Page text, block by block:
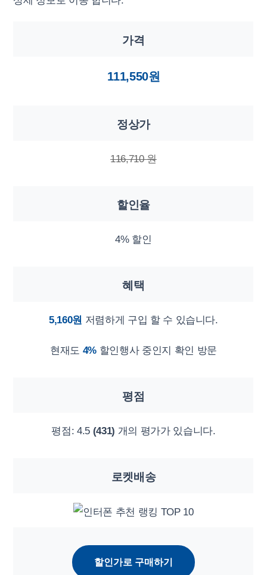
가격
111,550원
정상가
116,710 원
할인율
4% 할인
혜택
5,160원 저렴하게 구입 할 수 있습니다.
현재도 4%할인행사 중인지 확인 방문
평점
평점: 4.5 (431) 개의 평가가 있습니다.
로켓배송
할인가로 구매하기